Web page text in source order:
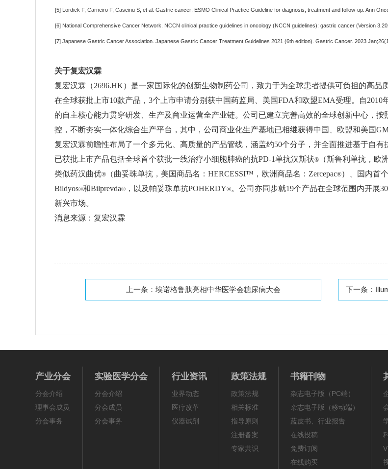
[5] Lordick F, Carneiro F, Cascinu S, et al. Gastric cancer: ESMO Clinical Practice Guideline for diagnosis, treatment and follow-up. Ann
[6] National Comprehensive Cancer Network. NCCN clinical practice guidelines in oncology (NCCN guidelines): gastric cancer (Version
[7] Japanese Gastric Cancer Association. Japanese Gastric Cancer Treatment Guidelines 2021 (6th edition). Gastric Cancer. 2023
关于复宏汉霖
复宏汉霖（2696.HK）是一家国际化的创新生物制药公司，致力于为全球患者提供可负担的高
在全球获批上市10款产品，3个上市申请分别获中国药监局、美国FDA和欧盟EMA受理。自
的自主核心能力贯穿研发、生产及商业运营全产业链。公司已建立完善高效的全球创新中心，
控，不断夯实一体化综合生产平台，其中，公司商业化生产基地已相继获得中国、欧盟和美国
复宏汉霖前瞻性布局了一个多元化、高质量的产品管线，涵盖约50个分子，并全面推进基于自有
已获批上市产品包括全球首个获批一线治疗小细胞肺癌的抗PD-1单抗汉斯状® （斯鲁利单抗，欧
类似药汉曲优® （曲妥珠单抗，美国商品名：HERCESSI™ ，欧洲商品名：Zercepac®）、国内首
Bildyos®和Bilprevda® ，以及帕妥珠单抗POHERDY®。公司亦同步就19个产品在全球范围内开展
新兴市场。
消息来源：复宏汉霖
上一条：埃诺格鲁肽亮相中华医学会糖尿病大会 下一条：
产业分会
分会介绍
理事会成员
分会事务
实验医学分会
分会介绍
分会成员
分会事务
行业资讯
业界动态
医疗改革
仪器试剂
政策法规
政策法规
相关标准
指导原则
注册备案
专家共识
书籍刊物
杂志电子版（PC端）
杂志电子版（移动端）
蓝皮书、行业报告
在线投稿
免费订阅
在线购买